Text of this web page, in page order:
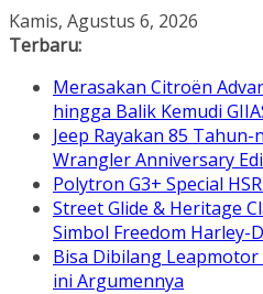
Skip
to
Kamis, Agustus 6, 2026
Terbaru:
Merasakan Citroën
hingga Balik Kemudi
Jeep Rayakan 85 Tahun-
Wrangler Anniversary
Polytron G3+ Special
Street Glide & Heritage
Simbol Freedom Harley-
Bisa Dibilang Leapmotor
ini Argumennya